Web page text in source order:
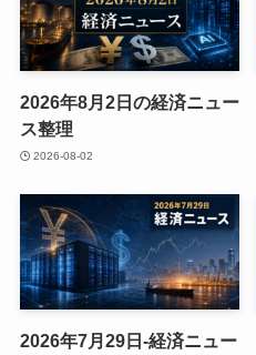
2026年8月2日の経済ニュー
ス整理
2026-08-02
2026年7月29日-経済ニュー